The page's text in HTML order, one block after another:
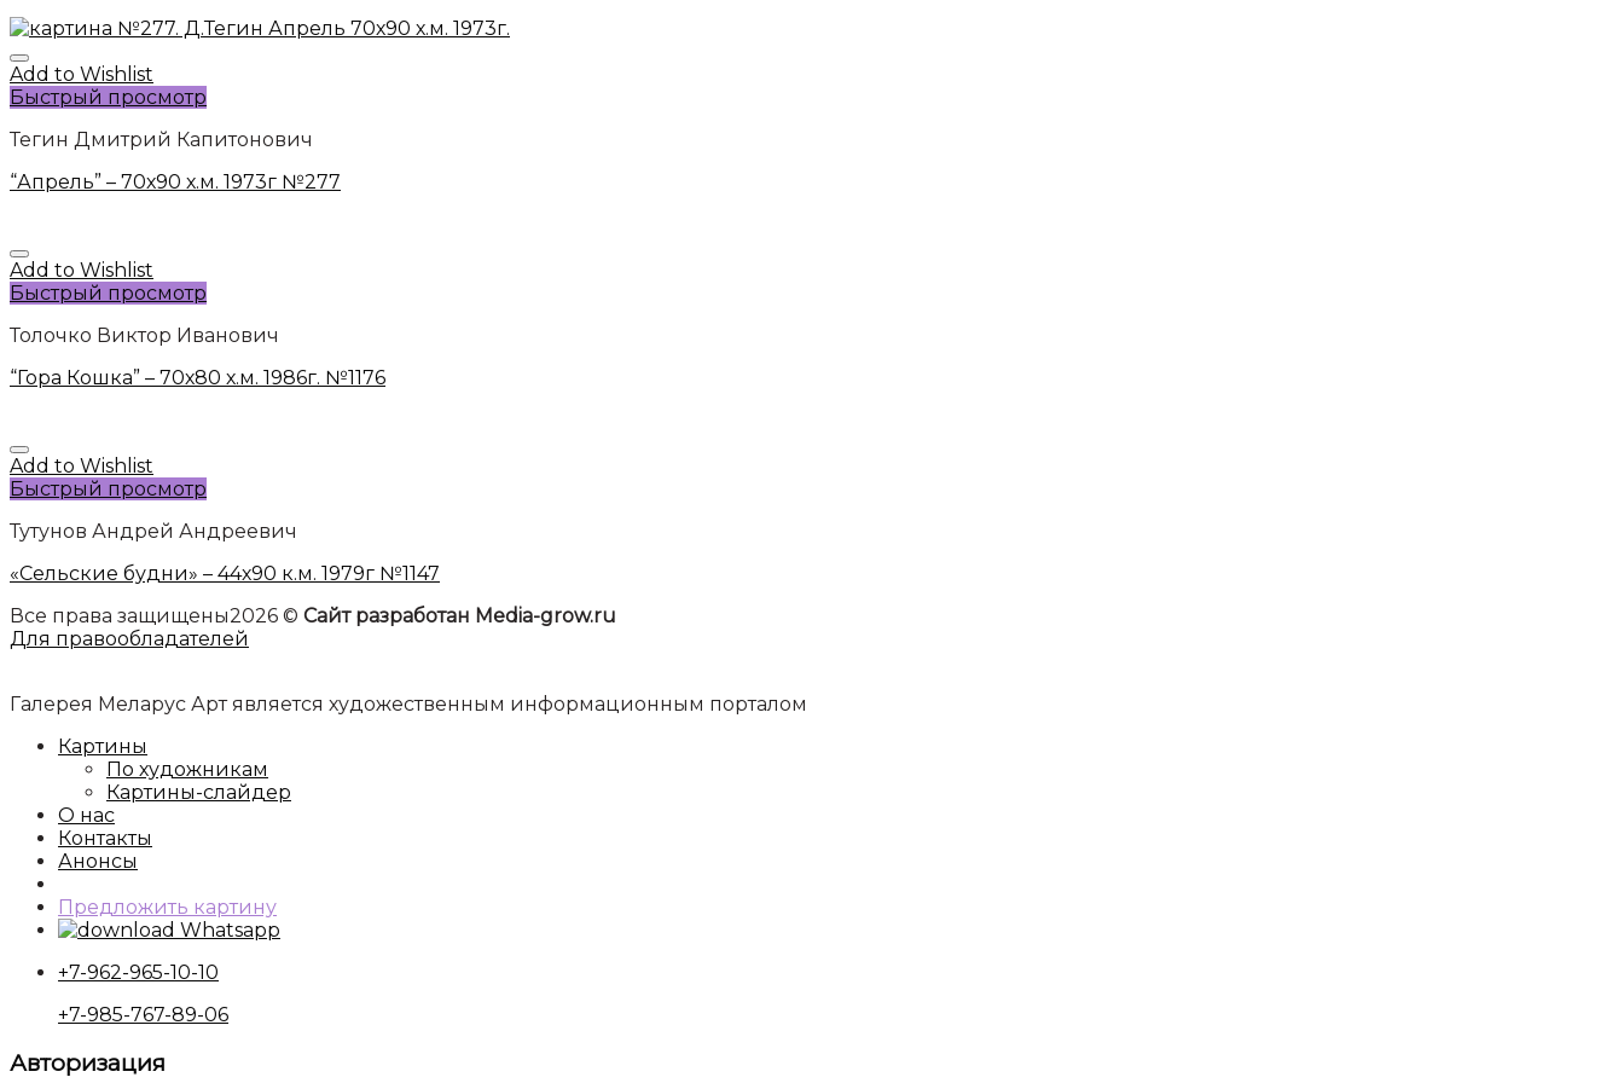
Add to Wishlist
Быстрый просмотр
Тегин Дмитрий Капитонович
“Апрель” – 70х90 х.м. 1973г №277
Add to Wishlist
Быстрый просмотр
Толочко Виктор Иванович
“Гора Кошка” – 70х80 х.м. 1986г. №1176
Add to Wishlist
Быстрый просмотр
Тутунов Андрей Андреевич
«Сельские будни» – 44х90 к.м. 1979г №1147
Все права защищены2026 © Сайт разработан Media-grow.ru
Для правообладателей
Галерея Меларус Арт является художественным информационным порталом
Картины
По художникам
Картины-слайдер
О нас
Контакты
Анонсы
Предложить картину
Whatsapp
+7-962-965-10-10
+7-985-767-89-06
Авторизация